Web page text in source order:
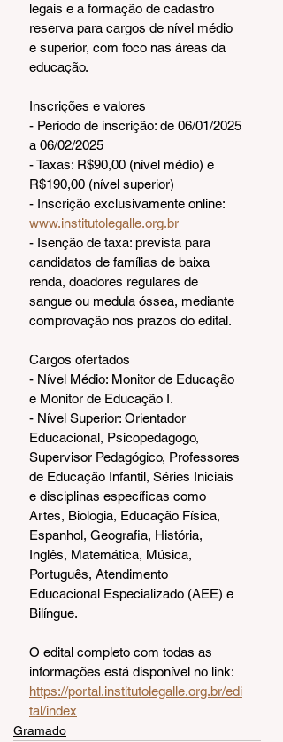
legais e a formação de cadastro
reserva para cargos de nível médio
e superior, com foco nas áreas da
educação.
Inscrições e valores
- Período de inscrição: de 06/01/2025
a 06/02/2025
- Taxas: R$90,00 (nível médio) e
R$190,00 (nível superior)
- Inscrição exclusivamente online:
www.institutolegalle.org.br
- Isenção de taxa: prevista para
candidatos de famílias de baixa
renda, doadores regulares de
sangue ou medula óssea, mediante
comprovação nos prazos do edital.
Cargos ofertados
- Nível Médio: Monitor de Educação
e Monitor de Educação I.
- Nível Superior: Orientador
Educacional, Psicopedagogo,
Supervisor Pedagógico, Professores
de Educação Infantil, Séries Iniciais
e disciplinas específicas como
Artes, Biologia, Educação Física,
Espanhol, Geografia, História,
Inglês, Matemática, Música,
Português, Atendimento
Educacional Especializado (AEE) e
Bilíngue.
O edital completo com todas as
informações está disponível no link:
https://portal.institutolegalle.org.br/edi
tal/index
Gramado